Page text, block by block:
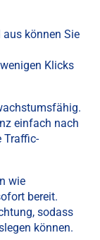
können Sie
Klicks
einfach nach
Traffic-
wie
bereit.
sodass
können.